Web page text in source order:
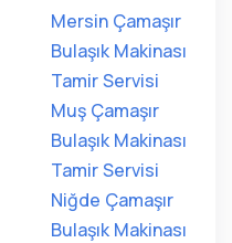
Mersin Çamaşır
Bulaşık Makinası
Tamir Servisi
Muş Çamaşır
Bulaşık Makinası
Tamir Servisi
Niğde Çamaşır
Bulaşık Makinası